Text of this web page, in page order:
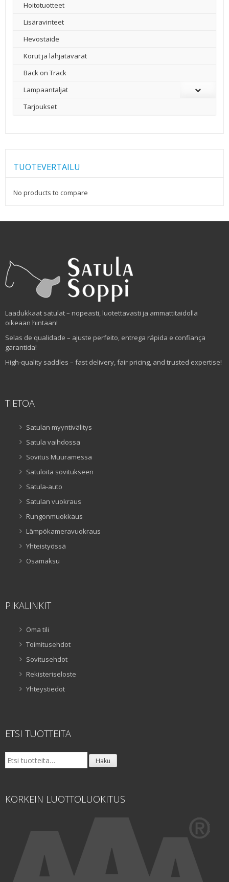
Hoitotuotteet
Lisäravinteet
Hevostaide
Korut ja lahjatavarat
Back on Track
Lampaantaljat
Tarjoukset
TUOTEVERTAILU
No products to compare
Laadukkaat satulat – nopeasti, luotettavasti ja ammattitaidolla
oikeaan hintaan!
Selas de qualidade – ajuste perfeito, entrega rápida e confiança
garantida!
High-quality saddles – fast delivery, fair pricing, and trusted expertise!
TIETOA
Satulan myyntivälitys
Satula vaihdossa
Sovitus Muuramessa
Satuloita sovitukseen
Satula-auto
Satulan vuokraus
Rungonmuokkaus
Lämpökameravuokraus
Yhteistyössä
Osamaksu
PIKALINKIT
Oma tili
Toimitusehdot
Sovitusehdot
Rekisteriseloste
Yhteystiedot
ETSI TUOTTEITA
Etsi: Haku
KORKEIN LUOTTOLUOKITUS